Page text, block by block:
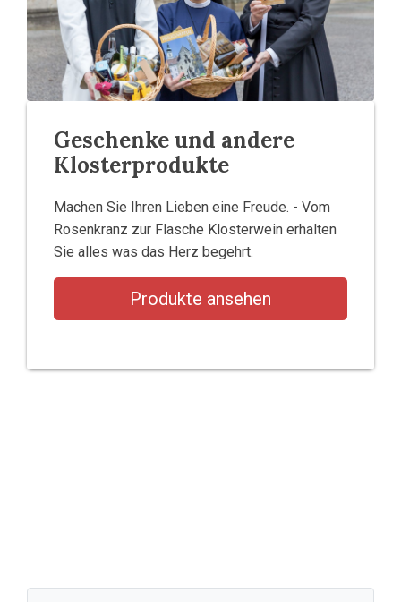
Geschenke und andere
Klosterprodukte
Machen Sie Ihren Lieben eine Freude. - Vom
Rosenkranz zur Flasche Klosterwein erhalten
Sie alles was das Herz begehrt.
Produkte ansehen